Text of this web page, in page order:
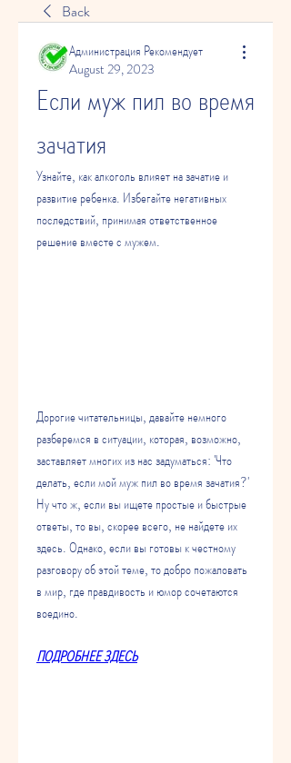
Back
Администрация Рекомендует
August 29, 2023
Если муж пил во время
зачатия
Узнайте, как алкоголь влияет на зачатие и
развитие ребенка. Избегайте негативных
последствий, принимая ответственное
решение вместе с мужем.
Дорогие читательницы, давайте немного
разберемся в ситуации, которая, возможно,
заставляет многих из нас задуматься: 'Что
делать, если мой муж пил во время зачатия?'
Ну что ж, если вы ищете простые и быстрые
ответы, то вы, скорее всего, не найдете их
здесь. Однако, если вы готовы к честному
разговору об этой теме, то добро пожаловать
в мир, где правдивость и юмор сочетаются
воедино.
ПОДРОБНЕЕ ЗДЕСЬ